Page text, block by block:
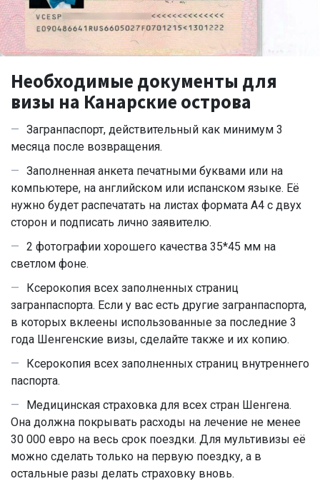
Необходимые документы для
визы на Канарские острова
Загранпаспорт, действительный как минимум 3
месяца после возвращения.
Заполненная анкета печатными буквами или на
компьютере, на английском или испанском языке. Её
нужно будет распечатать на листах формата А4 с двух
сторон и подписать лично заявителю.
2 фотографии хорошего качества 35*45 мм на
светлом фоне.
Ксерокопия всех заполненных страниц
загранпаспорта. Если у вас есть другие загранпаспорта,
в которых вклеены использованные за последние 3
года Шенгенские визы, сделайте также и их копию.
Ксерокопия всех заполненных страниц внутреннего
паспорта.
Медицинская страховка для всех стран Шенгена.
Она должна покрывать расходы на лечение не менее
30 000 евро на весь срок поездки. Для мультивизы её
можно сделать только на первую поездку, а в
остальные разы делать страховку вновь.